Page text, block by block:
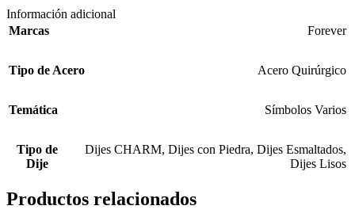
Información adicional
Marcas
Forever
Tipo de Acero Acero Quirúrgico
Temática Símbolos Varios
Tipo de
Dije
Dijes CHARM, Dijes con Piedra, Dijes Esmaltados,
Dijes Lisos
Productos relacionados